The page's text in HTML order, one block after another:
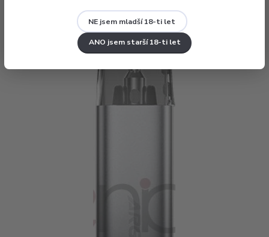
NE jsem mladší 18-ti let
ANO jsem starší 18-ti let